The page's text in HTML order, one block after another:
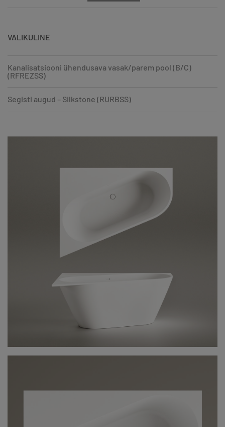
VALIKULINE
Kanalisatsiooni ühendusava vasak/parem pool (B/C)
(RFREZSS)
Segisti augud – Silkstone (RURBSS)